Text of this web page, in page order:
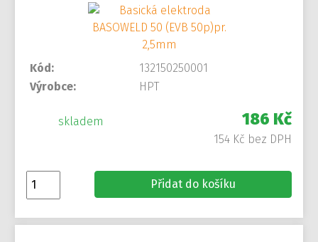
Kód:
132150250001
Výrobce:
HPT
skladem 186 Kč
154 Kč bez DPH
Přidat do košíku